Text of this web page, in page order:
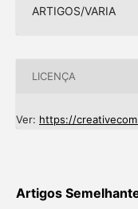
ARTIGOS/VARIA
LICENÇA
Ver: https://
Artigos